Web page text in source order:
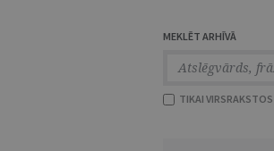
MEKLĒT ARHĪVĀ
TIKAI VIRSRAKSTOS